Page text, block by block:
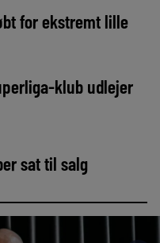
for ekstremt lille
klub udlejer
sat til salg